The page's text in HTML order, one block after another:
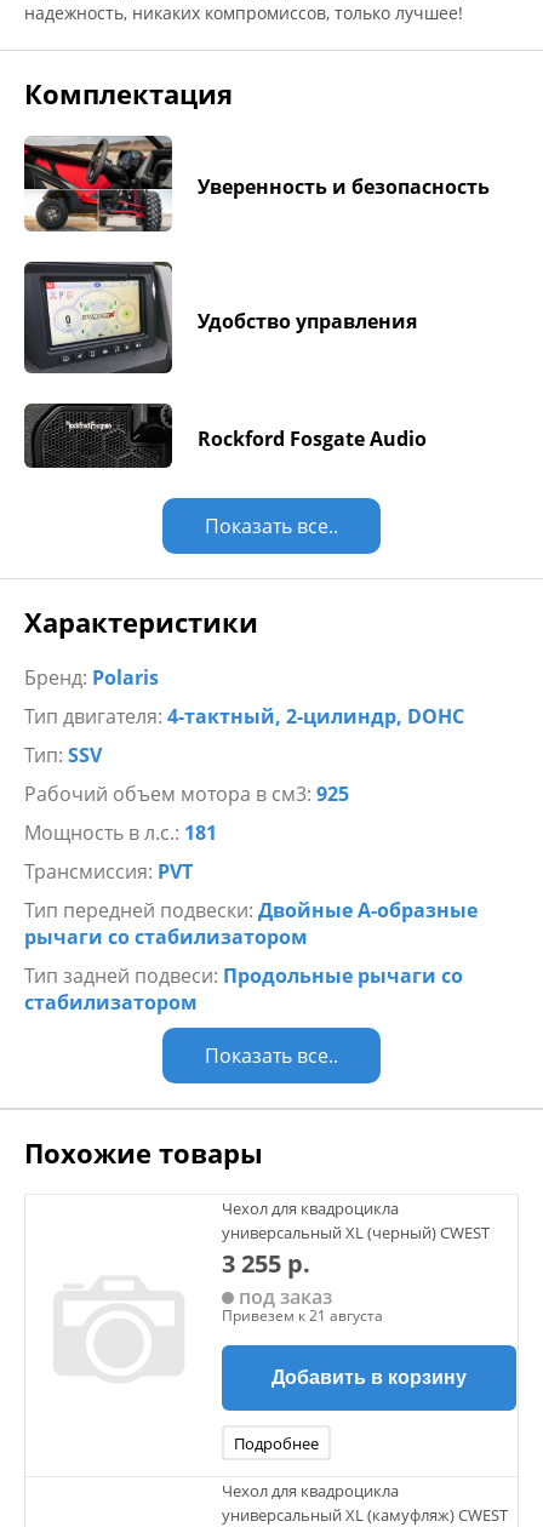
надежность, никаких компромиссов, только лучшее!
Комплектация
Уверенность и безопасность
Удобство управления
Rockford Fosgate Audio
Показать все..
Характеристики
Бренд: Polaris
Тип двигателя: 4-тактный, 2-цилиндр, DOHC
Тип: SSV
Рабочий объем мотора в см3: 925
Мощность в л.с.: 181
Трансмиссия: PVT
Тип передней подвески: Двойные А-образные
рычаги со стабилизатором
Тип задней подвеси: Продольные рычаги со
стабилизатором
Показать все..
Похожие товары
Чехол для квадроцикла
универсальный XL (черный) CWEST
3 255 р.
под заказ
Привезем к 21 августа
Добавить в корзину
Подробнее
Чехол для квадроцикла
универсальный XL (камуфляж) CWEST